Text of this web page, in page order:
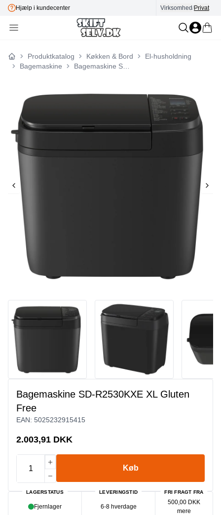
Hjælp i kundecenter E-mærket
Virksomhed/Privat
Forside
Produktkatalog Køkken & Bord
El-husholdning
Bagemaskine
Bagemaskine SD-R2530KXE XL Gluten
Free
EAN: 5025232915415
2.003,91 DKK
Køb
LAGERSTATUS
Fjernlager
LEVERINGSTID
6-8 hverdage
FRI FRAGT FRA
500,00 DKK
mere